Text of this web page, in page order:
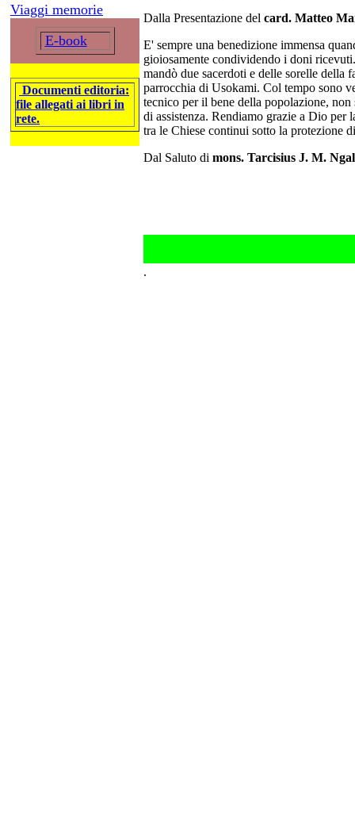
Viaggi memorie
E-book
Documenti editoria:
file allegati ai libri in
rete.
Dalla Presentazione del card. Matteo
E' sempre una benedizione immensa
gioiosamente condividendo i doni
mandò due sacerdoti e delle sorelle della
parrocchia di Usokami. Col tempo sono
tecnico per il bene della popolazione,
di assistenza. Rendiamo grazie a Dio per
tra le Chiese continui sotto la protezione
Dal Saluto di mons. Tarcisius J. M.
.